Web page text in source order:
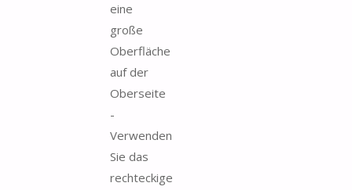
eine
große
Oberfläche
auf der
Oberseite
-
Verwenden
Sie das
rechteckige